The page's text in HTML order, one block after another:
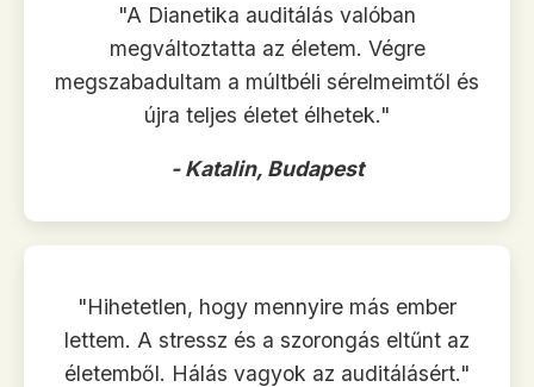
"A Dianetika auditálás valóban
megváltoztatta az életem. Végre
megszabadultam a múltbéli sérelmeimtől és
újra teljes életet élhetek."
- Katalin, Budapest
"Hihetetlen, hogy mennyire más ember
lettem. A stressz és a szorongás eltűnt az
életemből. Hálás vagyok az auditálásért."